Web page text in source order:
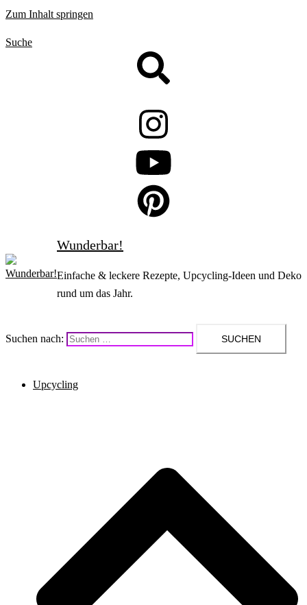
Zum Inhalt springen
Suche
Wunderbar!
Einfache & leckere Rezepte, Upcycling-Ideen und Deko
rund um das Jahr.
Suchen nach:
Upcycling